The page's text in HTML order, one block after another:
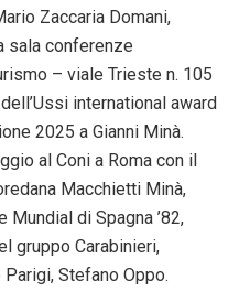
Zaccaria Domani,
sala conferenze
– viale Trieste n. 105
international award
2025 a Gianni Minà.
al Coni a Roma con il
Macchietti Minà,
Mundial di Spagna ’82,
gruppo Carabinieri,
Stefano Oppo.